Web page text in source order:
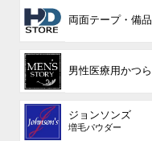
両面テープ・備品
男性医療用かつら
ジョンソンズ
増毛パウダー